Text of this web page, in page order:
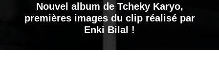
Nouvel album de Tcheky Karyo,
premières images du clip réalisé par
Enki Bilal !